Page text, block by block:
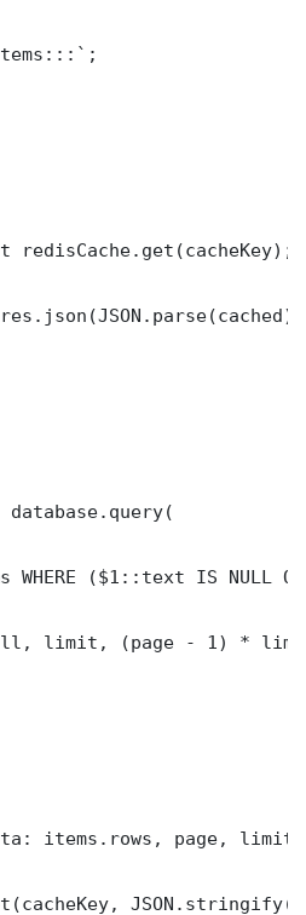
redisCache.get(cacheKey);
WHERE ($1::text IS NULL
limit, (page - 1) *
items.rows, page,